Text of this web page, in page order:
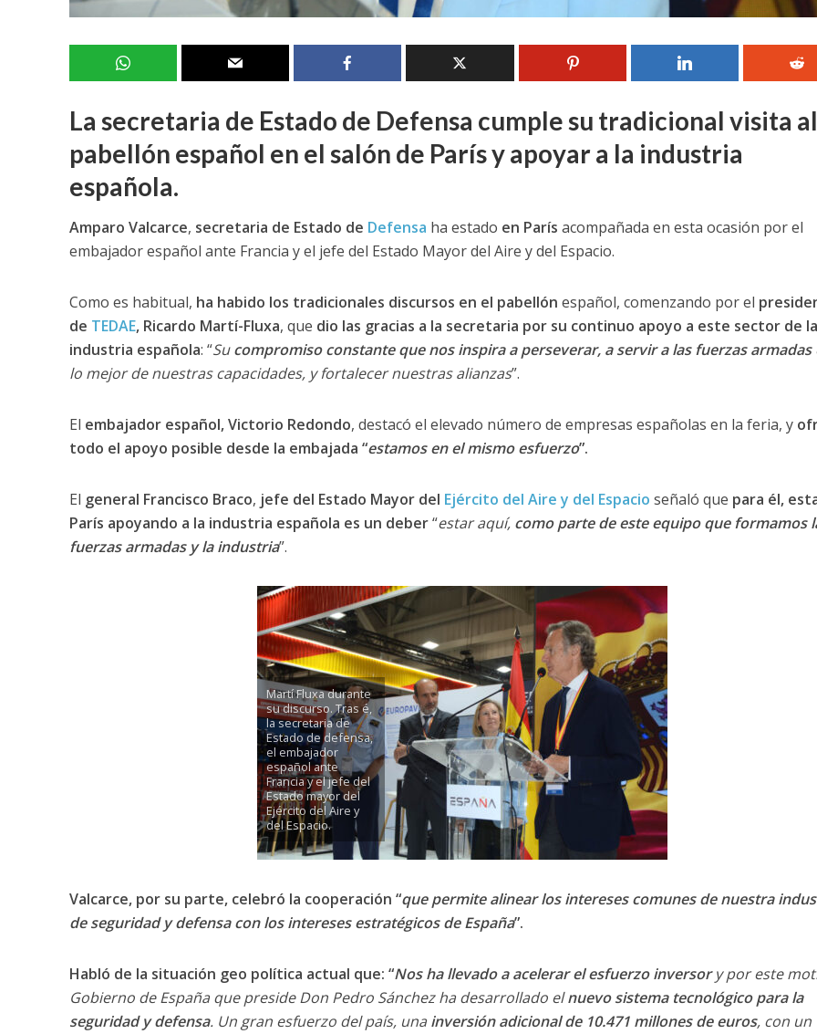
La secretaria de Estado de Defensa cumple su tradicional visita al
pabellón español en el salón de París y apoyar a la industria
española.
Amparo Valcarce, secretaria de Estado de Defensa ha estado en París acompañada en esta ocasión por el
embajador español ante Francia y el jefe del Estado Mayor del Aire y del Espacio.
Como es habitual, ha habido los tradicionales discursos en el pabellón español, comenzando por el
de TEDAE, Ricardo Martí-Fluxa, que dio las gracias a la secretaria por su continuo apoyo a este sector de la
industria española: “Sucompromiso constante que nos inspira a perseverar, a servir a las fuerzas armadas
lo mejor de nuestras capacidades, y fortalecer nuestras alianzas”.
El embajador español, Victorio Redondo, destacó el elevado número de empresas españolas en la feria, y
todo el apoyo posible desde la embajada “estamos en el mismo esfuerzo”.
El general Francisco Braco, jefe del Estado Mayor del Ejército del Aire y del Espacio señaló que para él,
París apoyando a la industria española es un deber“estar aquí, como parte de este equipo que formamos
fuerzas armadas y la industria”.
Martí Fluxa durante
su discurso. Tras é,
la secretaria de
Estado de defensa,
el embajador
español ante
Francia y el jefe del
Estado mayor del
Ejército del Aire y
del Espacio.
Valcarce, por su parte, celebró la cooperación “que permite alinear los intereses comunes de nuestra
de seguridad y defensa con los intereses estratégicos de España”.
Habló de la situación geo política actual que: “Nos ha llevado a acelerar el esfuerzo inversory por este
Gobierno de España que preside Don Pedro Sánchez ha desarrollado elnuevo sistema tecnológico para la
seguridad y defensa. Un gran esfuerzo del país, unainversión adicional de 10.471 millones de euros, con un